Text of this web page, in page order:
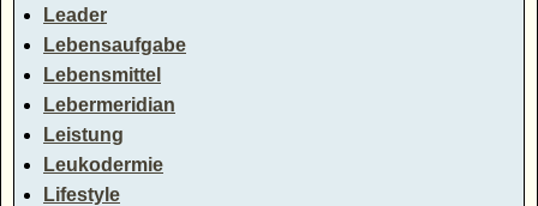
Leader
Lebensaufgabe
Lebensmittel
Lebermeridian
Leistung
Leukodermie
Lifestyle